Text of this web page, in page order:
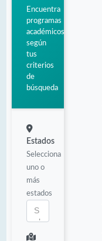
Encuentra
programas
académicos
según
tus
criterios
de
búsqueda
Estados
Selecciona
uno o
más
estados